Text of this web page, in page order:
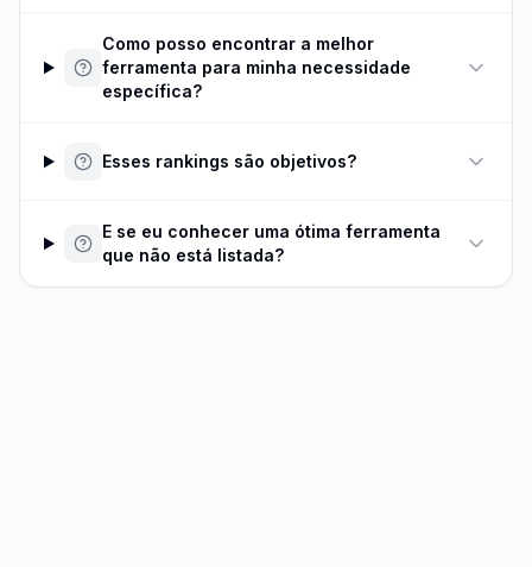
Como posso encontrar a melhor
ferramenta para minha necessidade
específica?
Esses rankings são objetivos?
E se eu conhecer uma ótima ferramenta
que não está listada?